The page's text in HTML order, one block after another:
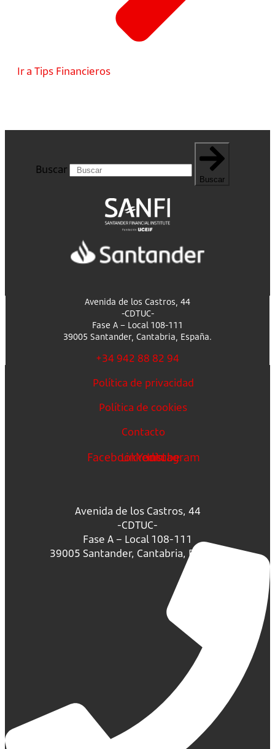
Ir a Tips Financieros
Buscar
Buscar
Avenida de los Castros, 44
-CDTUC-
Fase A – Local 108-111
39005 Santander, Cantabria, España.
+34 942 88 82 94
Política de privacidad
Política de cookies
Contacto
FacebookLinkedin
Youtube
Instagram
Avenida de los Castros, 44
-CDTUC-
Fase A – Local 108-111
39005 Santander, Cantabria, España.